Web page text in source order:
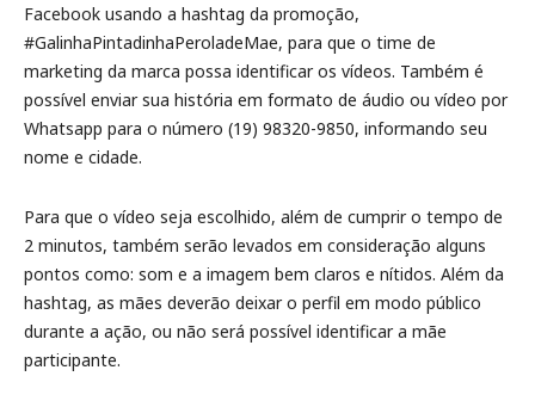
Facebook usando a hashtag da promoção,
#GalinhaPintadinhaPeroladeMae, para que o time de
marketing da marca possa identificar os vídeos. Também é
possível enviar sua história em formato de áudio ou vídeo por
Whatsapp para o número (19) 98320-9850, informando seu
nome e cidade.
Para que o vídeo seja escolhido, além de cumprir o tempo de
2 minutos, também serão levados em consideração alguns
pontos como: som e a imagem bem claros e nítidos. Além da
hashtag, as mães deverão deixar o perfil em modo público
durante a ação, ou não será possível identificar a mãe
participante.